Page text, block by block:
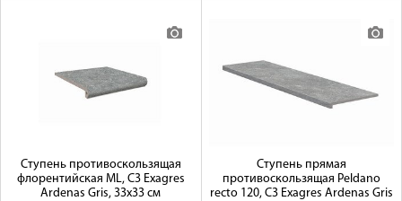
Ступень противоскользящая
флорентийская ML, C3 Exagres
Ardenas Gris, 33x33 см
Ступень прямая
противоскользящая Peldano
recto 120, C3 Exagres Ardenas Gris